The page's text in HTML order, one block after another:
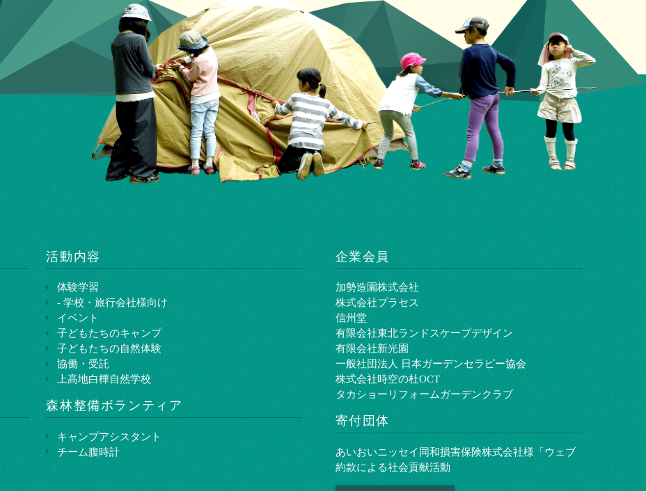
活動内容
体験学習
- 学校・旅行会社様向け
イベント
子どもたちのキャンプ
子どもたちの自然体験
協働・受託
上高地白樺自然学校
森林整備ボランティア
キャンプアシスタント
チーム腹時計
企業会員
加勢造園株式会社
株式会社プラセス
信州堂
有限会社東北ランドスケープデザイン
有限会社新光園
一般社団法人 日本ガーデンセラピー協会
株式会社時空の杜OCT
タカショーリフォームガーデンクラブ
寄付団体
あいおいニッセイ同和損害保険株式会社様「ウェブ
約款による社会貢献活動